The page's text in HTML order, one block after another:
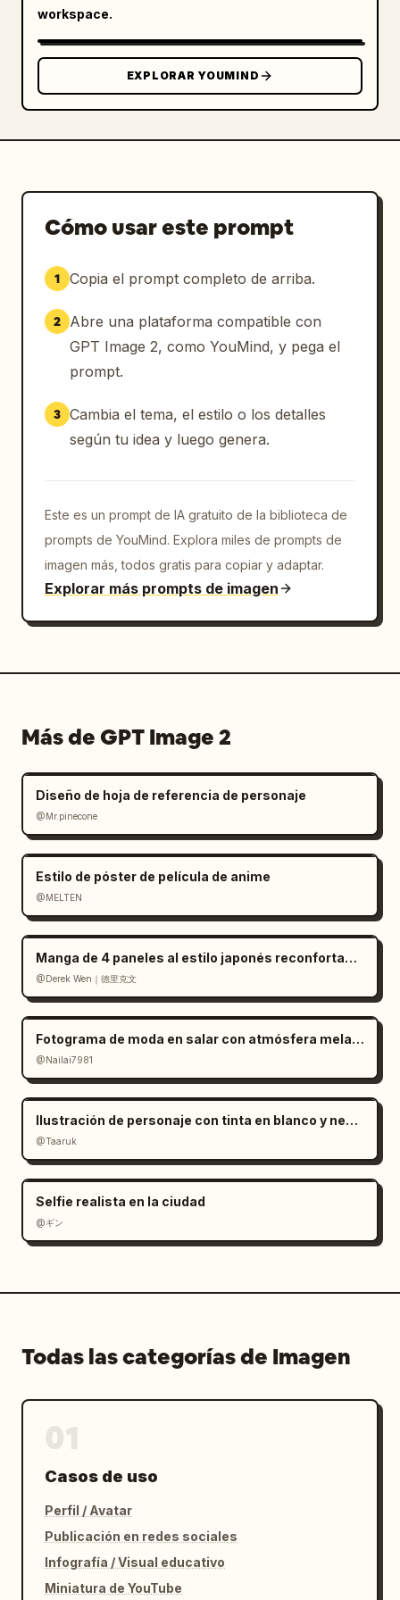
workspace.
EXPLORAR YOUMIND
Cómo usar este prompt
1 Copia el prompt completo de arriba.
2
Abre una plataforma compatible con
GPT Image 2, como YouMind, y pega el
prompt.
3 Cambia el tema, el estilo o los detalles
según tu idea y luego genera.
Este es un prompt de IA gratuito de la biblioteca de
prompts de YouMind. Explora miles de prompts de
imagen más, todos gratis para copiar y adaptar.
Explorar más prompts de imagen
Más de GPT Image 2
Diseño de hoja de referencia de personaje
@Mr.pinecone
Estilo de póster de película de anime
@MELTEN
Manga de 4 paneles al estilo japonés reconfortante
@Derek Wen｜德里克文
Fotograma de moda en salar con atmósfera melancólica
@Nailai7981
Ilustración de personaje con tinta en blanco y negro minimalista
@Taaruk
Selfie realista en la ciudad
@ギン
Todas las categorías de Imagen
Casos de uso
Perfil / Avatar
Publicación en redes sociales
Infografía / Visual educativo
Miniatura de YouTube